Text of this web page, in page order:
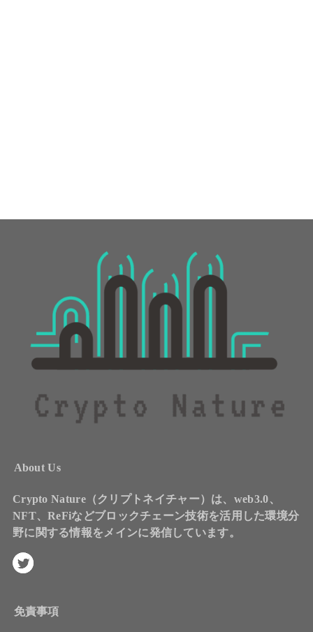
About Us
Crypto Nature（クリプトネイチャー）は、web3.0、
NFT、ReFiなどブロックチェーン技術を活用した環境分
野に関する情報をメインに発信しています。
免責事項